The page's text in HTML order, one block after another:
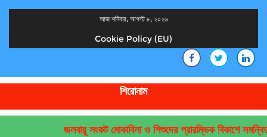
আজ শনিবার, আগস্ট ৮, ২০২৬
Cookie Policy (EU)
শিরোনাম
জলবায়ু সংকট মোকাবিলা ও শিশুদের প্রারম্ভিক বিকাশে